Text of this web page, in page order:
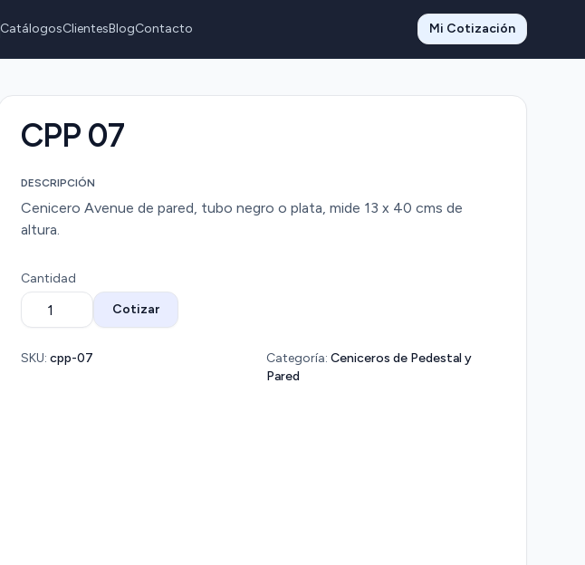
CatálogosClientesBlogContacto Mi Cotización
CPP 07
DESCRIPCIÓN
Cenicero Avenue de pared, tubo negro o plata, mide 13 x 40 cms de
altura.
Cantidad
Cotizar
SKU: cpp-07 Categoría: Ceniceros de Pedestal y
Pared